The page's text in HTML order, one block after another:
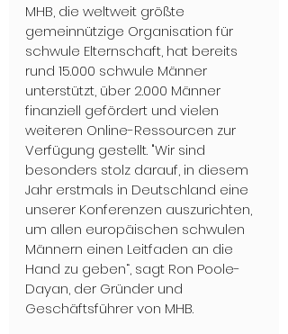
MHB, die weltweit größte
gemeinnützige Organisation für
schwule Elternschaft, hat bereits
rund 15.000 schwule Männer
unterstützt, über 2.000 Männer
finanziell gefördert und vielen
weiteren Online-Ressourcen zur
Verfügung gestellt. "Wir sind
besonders stolz darauf, in diesem
Jahr erstmals in Deutschland eine
unserer Konferenzen auszurichten,
um allen europäischen schwulen
Männern einen Leitfaden an die
Hand zu geben“, sagt Ron Poole-
Dayan, der Gründer und
Geschäftsführer von MHB.